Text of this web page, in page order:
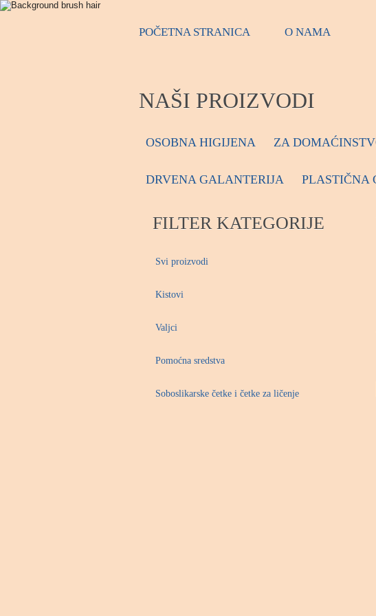
POČETNA STRANICA O NAMA
NAŠI PROIZVODI
OSOBNA HIGIJENA ZA
DRVENA GALANTERIJA PLASTIČNA
FILTER KATEGORIJE
Svi proizvodi
Kistovi
Valjci
Pomoćna sredstva
Soboslikarske četke i četke za ličenje